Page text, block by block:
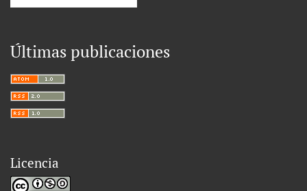
Últimas publicaciones
Licencia